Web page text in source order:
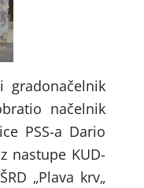
gradonačelnik
načelnik
PSS-a Dario
nastupe KUD-
„Plava krv„